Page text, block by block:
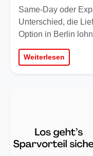
Same-Day oder
Unterschied, die
Option in Berlin
Weiterlesen